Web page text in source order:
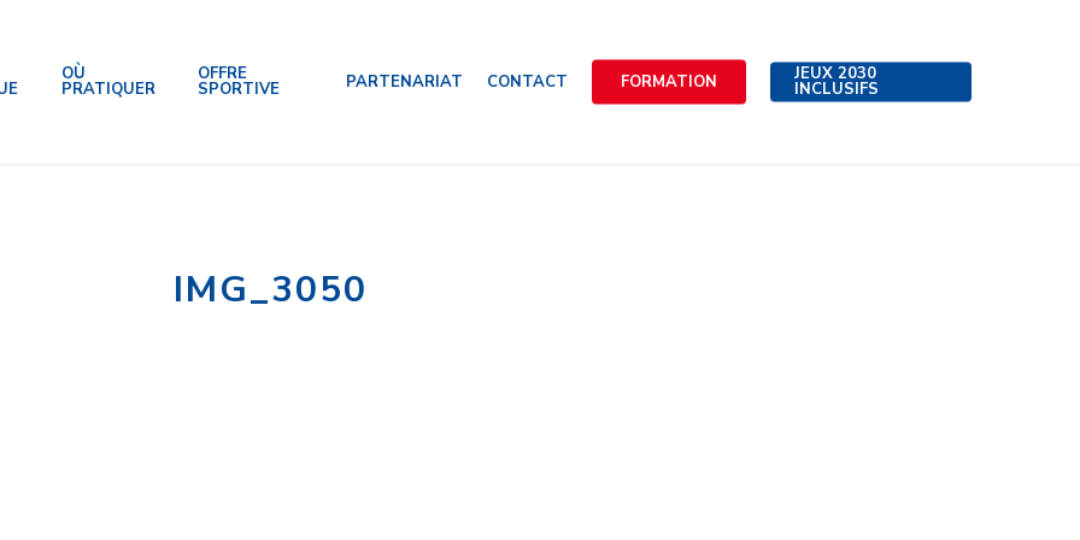
OÙ
PRATIQUER
OFFRE
SPORTIVE PARTENARIAT CONTACT FORMATION JEUX 2030
INCLUSIFS
IMG_3050